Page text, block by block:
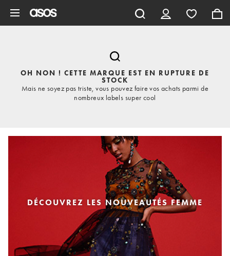
OH NON ! CETTE MARQUE EST EN RUPTURE DE
STOCK
Mais ne soyez pas triste, vous pouvez faire vos achats parmi de
nombreux labels super cool
DÉCOUVREZ LES NOUVEAUTÉS FEMME